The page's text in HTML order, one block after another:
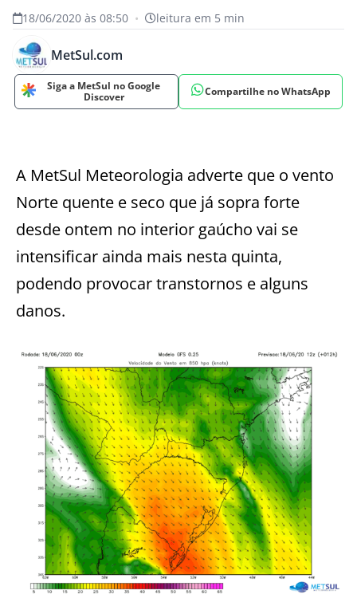
18/06/2020 às 08:50 • leitura em 5 min
MetSul.com
Siga a MetSul no Google
Discover
Compartilhe no WhatsApp
A MetSul Meteorologia adverte que o vento
Norte quente e seco que já sopra forte
desde ontem no interior gaúcho vai se
intensificar ainda mais nesta quinta,
podendo provocar transtornos e alguns
danos.